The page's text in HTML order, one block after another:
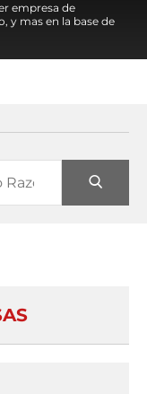
empresa de
y mas en la base de